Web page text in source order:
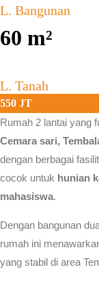
L. Bangunan
60 m²
L. Tanah
550 JT
Rumah 2 lantai yang
Cemara sari,
dengan berbagai
cocok untuk hunian
mahasiswa.
Dengan bangunan
rumah ini
yang stabil di area